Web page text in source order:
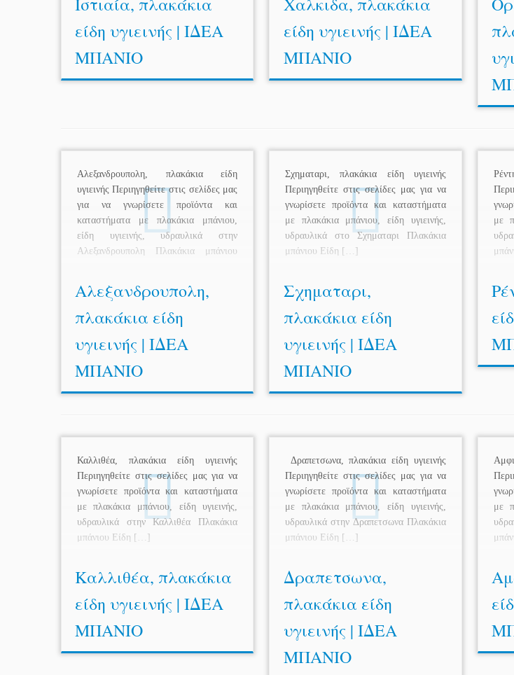
είδη υγιεινής | ΙΔΕΑ
ΜΠΑΝΙΟ
είδη υγιεινής | ΙΔΕΑ
ΜΠΑΝΙΟ
Αλεξανδρουπολη, πλακάκια είδη
υγιεινής Περιηγηθείτε στις σελίδες μας
για να γνωρίσετε προϊόντα και
καταστήματα με πλακάκια μπάνιου,
είδη υγιεινής, υδραυλικά στην
Αλεξανδρουπολη Πλακάκια μπάνιου
Αλεξανδρουπολη,
πλακάκια είδη
υγιεινής | ΙΔΕΑ
ΜΠΑΝΙΟ
Σχηματαρι, πλακάκια είδη υγιεινής
Περιηγηθείτε στις σελίδες μας για να
γνωρίσετε προϊόντα και καταστήματα
με πλακάκια μπάνιου, είδη υγιεινής,
υδραυλικά στο Σχηματαρι Πλακάκια
μπάνιου Είδη […]
Σχηματαρι,
πλακάκια είδη
υγιεινής | ΙΔΕΑ
ΜΠΑΝΙΟ
με
Καλλιθέα, πλακάκια είδη υγιεινής
Περιηγηθείτε στις σελίδες μας για να
γνωρίσετε προϊόντα και καταστήματα
με πλακάκια μπάνιου, είδη υγιεινής,
υδραυλικά στην Καλλιθέα Πλακάκια
μπάνιου Είδη […]
Καλλιθέα, πλακάκια
είδη υγιεινής | ΙΔΕΑ
ΜΠΑΝΙΟ
Δραπετσωνα, πλακάκια είδη υγιεινής
Περιηγηθείτε στις σελίδες μας για να
γνωρίσετε προϊόντα και καταστήματα
με πλακάκια μπάνιου, είδη υγιεινής,
υδραυλικά στην Δραπετσωνα Πλακάκια
μπάνιου Είδη […]
Δραπετσωνα,
πλακάκια είδη
υγιεινής | ΙΔΕΑ
ΜΠΑΝΙΟ
με